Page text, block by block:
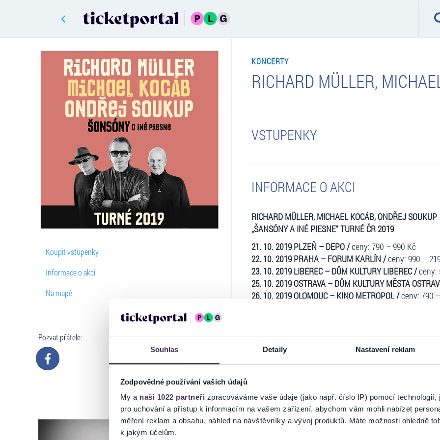
Souhlas Detaily Nastavení reklam
Zodpovědné používání vašich údajů
My a naši 1022 partneři zpracováváme vaše údaje (jako např. číslo IP) pomocí technologií,
pro uchování a přístup k informacím na vašem zařízení, abychom vám mohli nabízet
měření reklam a obsahu, náhled na návštěvníky a vývoj produktů. Máte možnosti ohledně
k jakým účelům.
Koupit vstupenky
Informace o akci
Na mapě
Pozvat přátele:
KONCERTY
RICHARD MÜLLER,
VSTUPENKY
INFORMACE O AKCI
RICHARD MÜLLER, MICHAEL KOCÁB, ONDŘEJ SOUKUP
„ŠANSÓNY A INÉ PIESNE“ TURNÉ ČR 2019
21. 10. 2019 PLZEŇ – DEPO /ceny: 790 – 990 Kč
22. 10. 2019 PRAHA – FORUM KARLÍN /ceny: 990 –
23. 10. 2019 LIBEREC – DŮM KULTURY LIBEREC /ceny:
25. 10. 2019 OSTRAVA – DŮM KULTURY MĚSTA
26. 10. 2019 OLOMOUC – KINO METROPOL /ceny: 790
16. 12. 2019 HRADEC KRÁLOVÉ – KONGRESOVÉ
28. 1. 2020 UHERSKÉ HRADIŠTĚ – KLUB KULTURY
1. 2. 2020 BRNO – JANÁČKOVO DIVADLO /
Tak tohle bude opravdu výjimečné! Tři výrazné
společné turné. Richard Müller, Michael Kocáb a
písně". Program podzimního turné s tímto názvem se
Ticketportal je zárukou pravosti
Na stránkách společnosti Ticketportal si vždy